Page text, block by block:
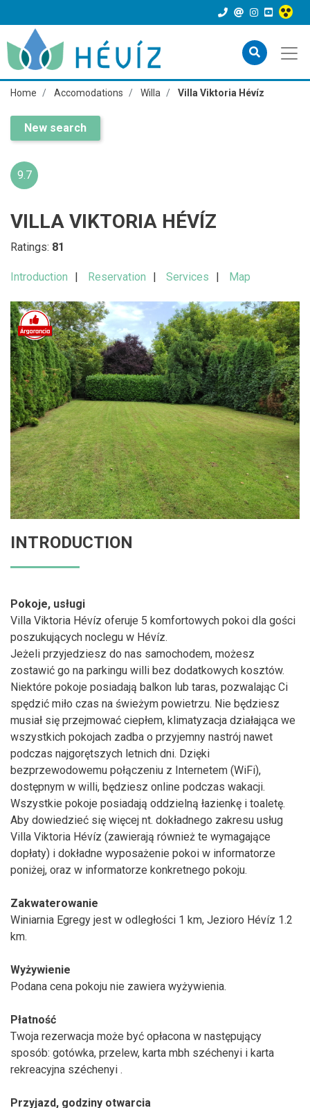
Home Accomodations Willa Villa Viktoria Hévíz
New search
9.7
VILLA VIKTORIA HÉVÍZ
Ratings: 81
Introduction Reservation Services Map
INTRODUCTION
Pokoje, usługi
Villa Viktoria Hévíz oferuje 5 komfortowych pokoi dla gości
poszukujących noclegu w Hévíz.
Jeżeli przyjedziesz do nas samochodem, możesz
zostawić go na parkingu willi bez dodatkowych kosztów.
Niektóre pokoje posiadają balkon lub taras, pozwalając Ci
spędzić miło czas na świeżym powietrzu. Nie będziesz
musiał się przejmować ciepłem, klimatyzacja działająca we
wszystkich pokojach zadba o przyjemny nastrój nawet
podczas najgorętszych letnich dni. Dzięki
bezprzewodowemu połączeniu z Internetem (WiFi),
dostępnym w willi, będziesz online podczas wakacji.
Wszystkie pokoje posiadają oddzielną łazienkę i toaletę.
Aby dowiedzieć się więcej nt. dokładnego zakresu usług
Villa Viktoria Hévíz (zawierają również te wymagające
dopłaty) i dokładne wyposażenie pokoi w informatorze
poniżej, oraz w informatorze konkretnego pokoju.
Zakwaterowanie
Winiarnia Egregy jest w odległości 1 km, Jezioro Hévíz 1.2
km.
Wyżywienie
Podana cena pokoju nie zawiera wyżywienia.
Płatność
Twoja rezerwacja może być opłacona w następujący
sposób: gotówka, przelew, karta mbh széchenyi i karta
rekreacyjna széchenyi .
Przyjazd, godziny otwarcia